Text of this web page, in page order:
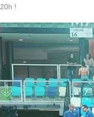
20h !